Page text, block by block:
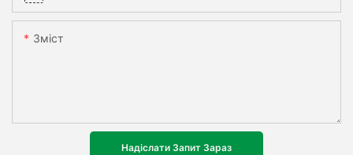
Зміст
Надіслати Запит Зараз